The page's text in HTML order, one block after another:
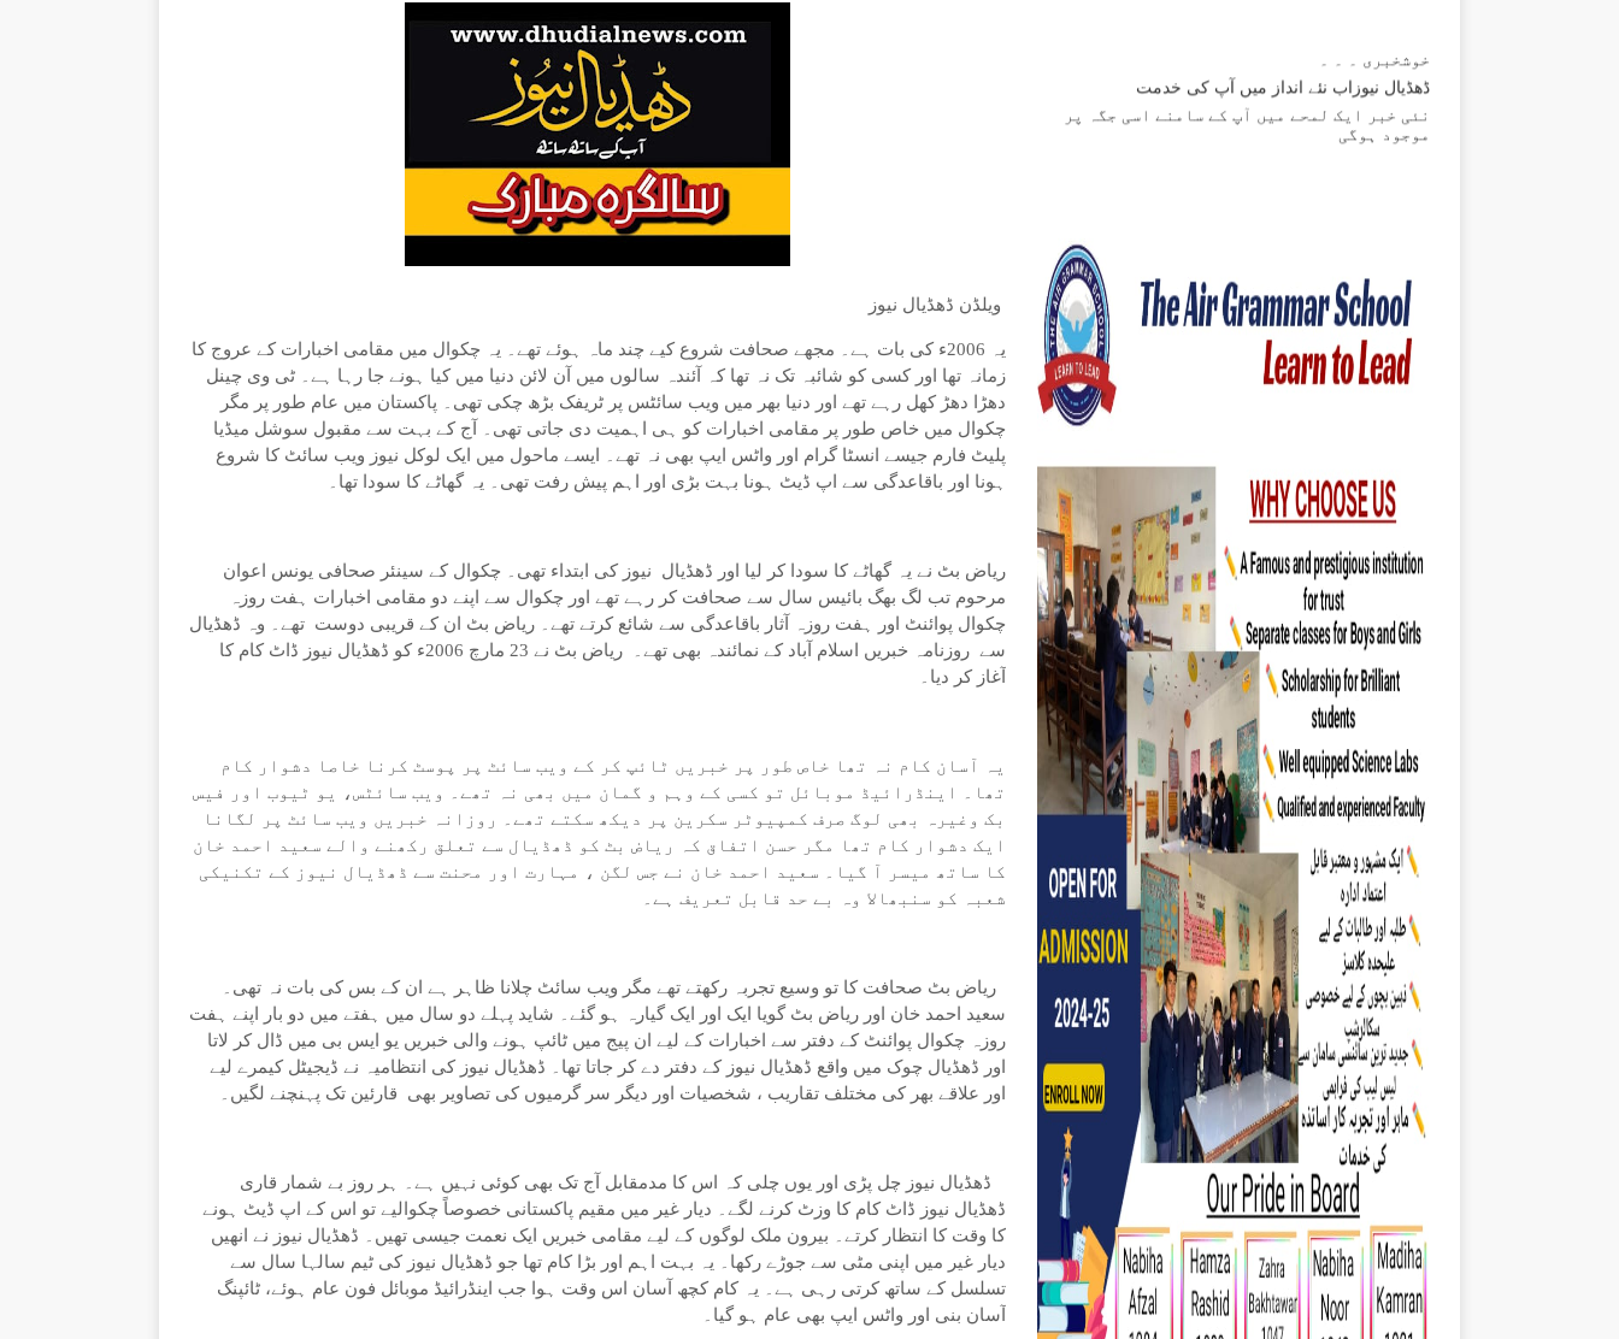
ویلڈن ڈھڈیال نیوز
یہ 2006ء کی بات ہے۔ مجھے صحافت شروع کیے چند ماہ ہوئے تھے۔ یہ چکوال میں مقامی اخبارات کے عروج کا
زمانہ تھا اور کسی کو شائبہ تک نہ تھا کہ آئندہ سالوں میں آن لائن دنیا میں کیا ہونے جا رہا ہے۔ ٹی وی چینل
دھڑا دھڑ کھل رہے تھے اور دنیا بھر میں ویب سائٹس پر ٹریفک بڑھ چکی تھی۔ پاکستان میں عام طور پر مگر
چکوال میں خاص طور پر مقامی اخبارات کو ہی اہمیت دی جاتی تھی۔ آج کے بہت سے مقبول سوشل میڈیا
پلیٹ فارم جیسے انسٹا گرام اور واٹس ایپ بھی نہ تھے۔ ایسے ماحول میں ایک لوکل نیوز ویب سائٹ کا شروع
ہونا اور باقاعدگی سے اپ ڈیٹ ہونا بہت بڑی اور اہم پیش رفت تھی۔ یہ گھاٹے کا سودا تھا۔
ریاض بٹ نے یہ گھاٹے کا سودا کر لیا اور ڈھڈیال نیوز کی ابتداء تھی۔ چکوال کے سینئر صحافی یونس اعوان
مرحوم تب لگ بھگ بائیس سال سے صحافت کر رہے تھے اور چکوال سے اپنے دو مقامی اخبارات ہفت روزہ
چکوال پوائنٹ اور ہفت روزہ آثار باقاعدگی سے شائع کرتے تھے۔ ریاض بٹ ان کے قریبی دوست تھے۔ وہ ڈھڈیال
سے روزنامہ خبریں اسلام آباد کے نمائندہ بھی تھے۔ ریاض بٹ نے 23 مارچ 2006ء کو ڈھڈیال نیوز ڈاٹ کام کا
آغاز کر دیا۔
یہ آسان کام نہ تھا خاص طور پر خبریں ٹائپ کر کے ویب سائٹ پر پوسٹ کرنا خاصا دشوار کام
تھا۔ اینڈرائیڈ موبائل تو کسی کے وہم و گمان میں بھی نہ تھے۔ ویب سائٹس، یو ٹیوب اور فیس
بک وغیرہ بھی لوگ صرف کمپیوٹر سکرین پر دیکھ سکتے تھے۔ روزانہ خبریں ویب سائٹ پر لگانا
ایک دشوار کام تھا مگر حسن اتفاق کہ ریاض بٹ کو ڈھڈیال سے تعلق رکھنے والے سعید احمد خان
کا ساتھ میسر آ گیا۔ سعید احمد خان نے جس لگن ، مہارت اور محنت سے ڈھڈیال نیوز کے تکنیکی
شعبہ کو سنبھالا وہ بے حد قابل تعریف ہے۔
ریاض بٹ صحافت کا تو وسیع تجربہ رکھتے تھے مگر ویب سائٹ چلانا ظاہر ہے ان کے بس کی بات نہ تھی۔
سعید احمد خان اور ریاض بٹ گویا ایک اور ایک گیارہ ہو گئے۔ شاید پہلے دو سال میں ہفتے میں دو بار اپنے ہفت
روزہ چکوال پوائنٹ کے دفتر سے اخبارات کے لیے ان پیج میں ٹائپ ہونے والی خبریں یو ایس بی میں ڈال کر لاتا
اور ڈھڈیال چوک میں واقع ڈھڈیال نیوز کے دفتر دے کر جاتا تھا۔ ڈھڈیال نیوز کی انتظامیہ نے ڈیجیٹل کیمرے لیے
اور علاقے بھر کی مختلف تقاریب ، شخصیات اور دیگر سر گرمیوں کی تصاویر بھی قارئین تک پہنچنے لگیں۔
ڈھڈیال نیوز چل پڑی اور یوں چلی کہ اس کا مدمقابل آج تک بھی کوئی نہیں ہے۔ ہر روز بے شمار قاری
ڈھڈیال نیوز ڈاٹ کام کا وزٹ کرنے لگے۔ دیار غیر میں مقیم پاکستانی خصوصاً چکوالیے تو اس کے اپ ڈیٹ ہونے
کا وقت کا انتظار کرتے۔ بیرون ملک لوگوں کے لیے مقامی خبریں ایک نعمت جیسی تھیں۔ ڈھڈیال نیوز نے انھیں
دیار غیر میں اپنی مٹی سے جوڑے رکھا۔ یہ بہت اہم اور بڑا کام تھا جو ڈھڈیال نیوز کی ٹیم سالہا سال سے
تسلسل کے ساتھ کرتی رہی ہے۔ یہ کام کچھ آسان اس وقت ہوا جب اینڈرائیڈ موبائل فون عام ہوئے، ٹائپنگ
آسان بنی اور واٹس ایپ بھی عام ہو گیا۔
ڈھڈیال نیوزاب نئے انداز میں آپ کی خدمت
نئی خبر ایک لمحے میں آپ کے سامنے اسی جگہ پر
موجود ہوگی